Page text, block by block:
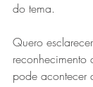
do tema.
Quero
reconhecimento
pode acontecer